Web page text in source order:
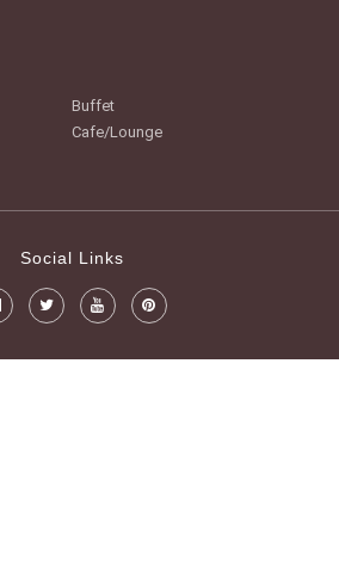
Buffet
Cafe/Lounge
Social Links